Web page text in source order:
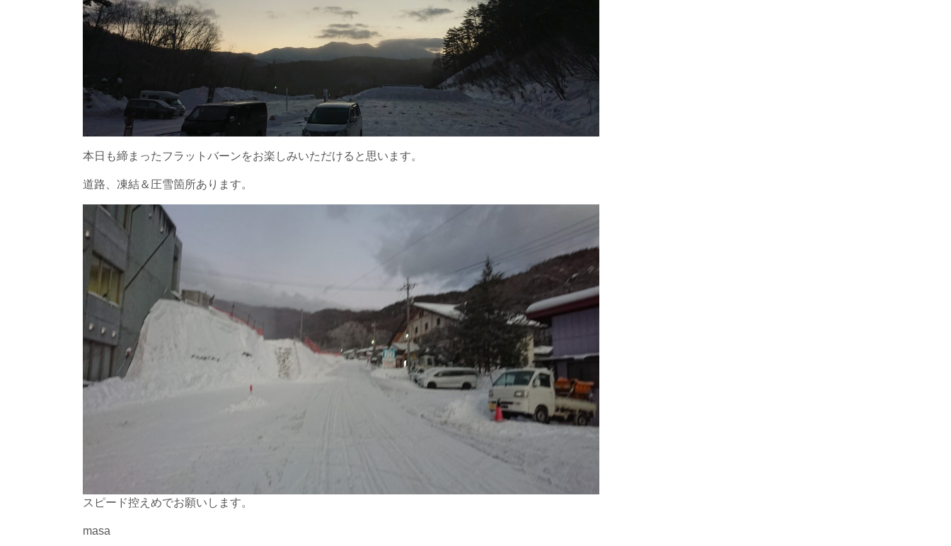
本日も締まったフラットバーンをお楽しみいただけると思います。
道路、凍結＆圧雪箇所あります。
スピード控えめでお願いします。
masa